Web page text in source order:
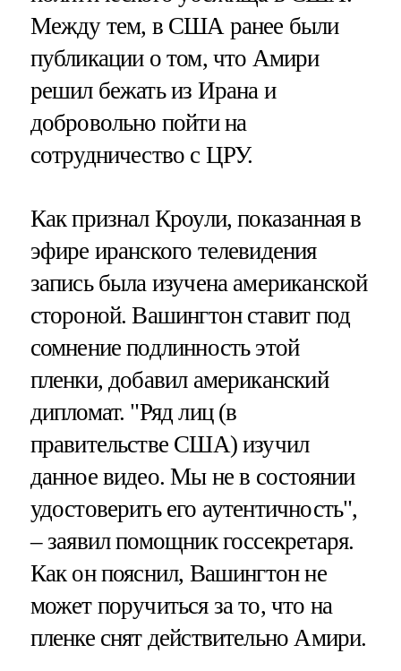
Между тем, в США ранее были
публикации о том, что Амири
решил бежать из Ирана и
добровольно пойти на
сотрудничество с ЦРУ.
Как признал Кроули, показанная в
эфире иранского телевидения
запись была изучена американской
стороной. Вашингтон ставит под
сомнение подлинность этой
пленки, добавил американский
дипломат. "Ряд лиц (в
правительстве США) изучил
данное видео. Мы не в состоянии
удостоверить его аутентичность",
– заявил помощник госсекретаря.
Как он пояснил, Вашингтон не
может поручиться за то, что на
пленке снят действительно Амири.